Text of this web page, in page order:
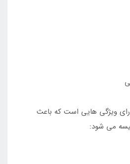
ویژگی هایی است که باعث
می شود: